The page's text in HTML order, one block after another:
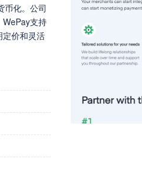
币化。公司
WePay支持
定价和灵活